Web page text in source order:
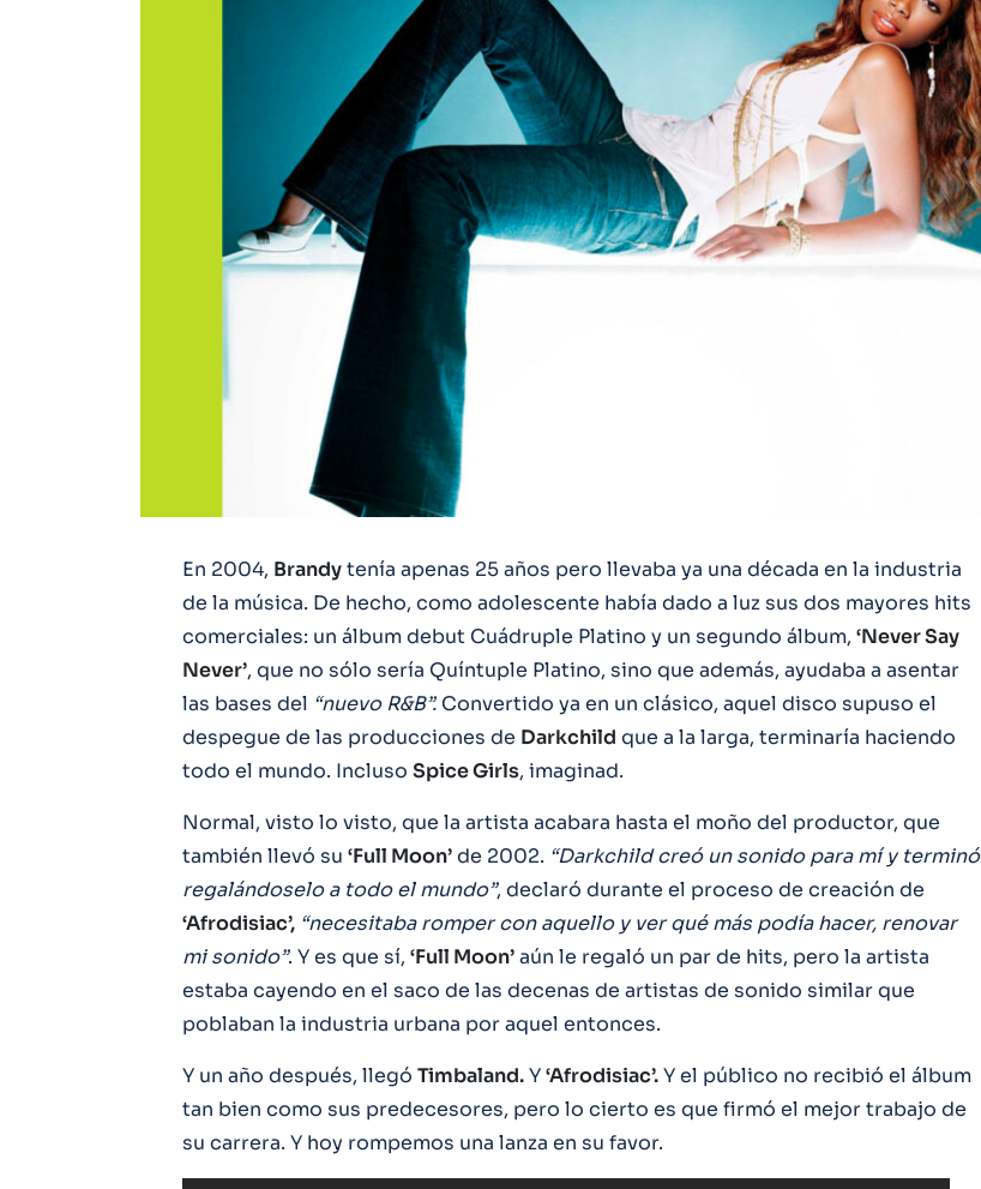
En 2004, Brandytenía apenas 25 años pero llevaba ya una década en la industria
de la música. De hecho, como adolescente había dado a luz sus dos mayores hits
comerciales: un álbum debut Cuádruple Platino y un segundo álbum, ‘Never Say
Never’, que no sólo sería Quíntuple Platino, sino que además, ayudaba a asentar
las bases del “nuevo R&B”. Convertido ya en un clásico, aquel disco supuso el
despegue de las producciones de Darkchild que a la larga, terminaría haciendo
todo el mundo. Incluso Spice Girls, imaginad.
Normal, visto lo visto, que la artista acabara hasta el moño del productor, que
también llevó su ‘Full Moon’de 2002. “Darkchild creó un sonido para mí y terminó
regalándoselo a todo el mundo”, declaró durante el proceso de creación de
‘Afrodisiac’, “necesitaba romper con aquello y ver qué más podía hacer, renovar
mi sonido”. Y es que sí, ‘Full Moon’aún le regaló un par de hits, pero la artista
estaba cayendo en el saco de las decenas de artistas de sonido similar que
poblaban la industria urbana por aquel entonces.
Y un año después, llegó Timbaland.Y‘Afrodisiac’.Y el público no recibió el álbum
tan bien como sus predecesores, pero lo cierto es que firmó el mejor trabajo de
su carrera. Y hoy rompemos una lanza en su favor.